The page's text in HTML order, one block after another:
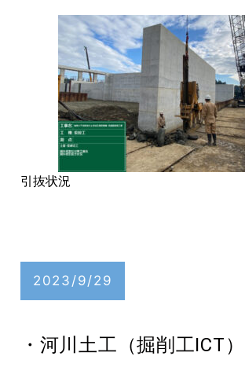
引抜状況
2023/9/29
・河川土工（掘削工ICT）